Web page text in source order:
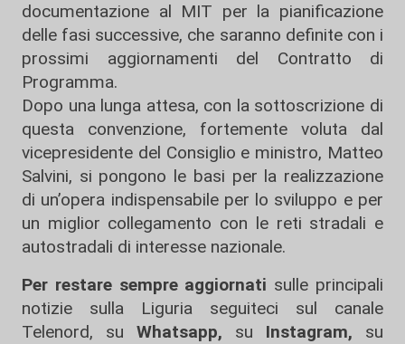
documentazione al MIT per la pianificazione
delle fasi successive, che saranno definite con i
prossimi aggiornamenti del Contratto di
Programma.
​Dopo una lunga attesa, con la sottoscrizione di
questa convenzione, fortemente voluta dal
vicepresidente del Consiglio e ministro, Matteo
Salvini, si pongono le basi per la realizzazione
di un’opera indispensabile per lo sviluppo e per
un miglior collegamento con le reti stradali e
autostradali di interesse nazionale.
Per restare sempre aggiornati sulle principali
notizie sulla Liguria seguiteci sul canale
Telenord, su
Whatsapp, su Instagram, su